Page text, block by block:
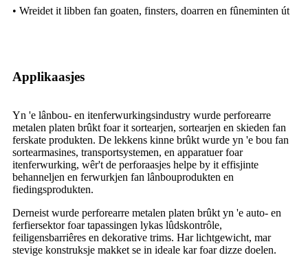
• Wreidet it libben fan goaten, finsters, doarren en fûneminten út
Applikaasjes
Yn 'e lânbou- en itenferwurkingsindustry wurde perforearre
metalen platen brûkt foar it sortearjen, sortearjen en skieden fan
ferskate produkten. De lekkens kinne brûkt wurde yn 'e bou fan
sortearmasines, transportsystemen, en apparatuer foar
itenferwurking, wêr't de perforaasjes helpe by it effisjinte
behanneljen en ferwurkjen fan lânbouprodukten en
fiedingsprodukten.
Derneist wurde perforearre metalen platen brûkt yn 'e auto- en
ferfiersektor foar tapassingen lykas lûdskontrôle,
feiligensbarriêres en dekorative trims. Har lichtgewicht, mar
stevige konstruksje makket se in ideale kar foar dizze doelen.